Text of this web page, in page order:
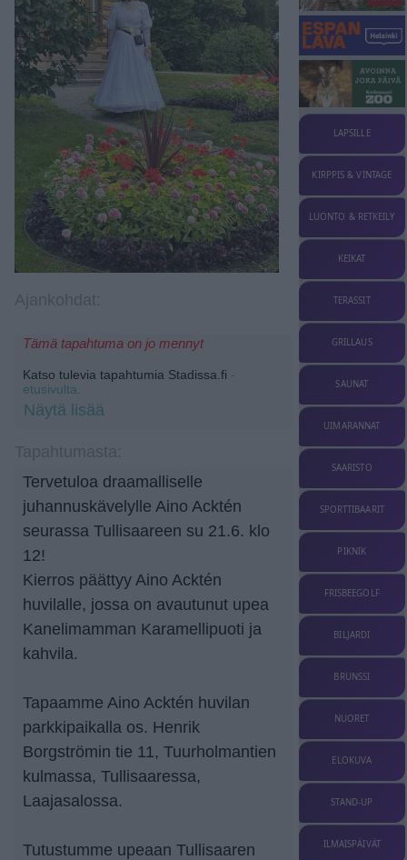
Tämä tapahtuma on jo mennyt
Katso tulevia tapahtumia Stadissa.fi -
etusivulta.
Näytä lisää
Tervetuloa draamalliselle
juhannuskävelylle Aino Acktén
seurassa Tullisaareen su 21.6. klo
12!
Kierros päättyy Aino Acktén
huvilalle, jossa on avautunut upea
Kanelimamman Karamellipuoti ja
kahvila.
Tapaamme Aino Acktén huvilan
parkkipaikalla os. Henrik
Borgströmin tie 11, Tuurholmantien
kulmassa, Tullisaaressa,
Laajasalossa.
Tutustumme upeaan Tullisaaren
LAPSILLE
KIRPPIS & VINTAGE
LUONTO & RETKEILY
KEIKAT
TERASSIT
GRILLAUS
SAUNAT
UIMARANNAT
SAARISTO
SPORTTIBAARIT
PIKNIK
FRISBEEGOLF
BILJARDI
BRUNSSI
NUORET
ELOKUVA
STAND-UP
ILMAISPÄIVÄT